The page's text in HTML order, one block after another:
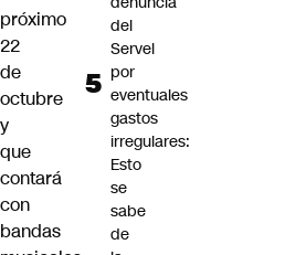
próximo
22
de
octubre
y
que
contará
con
bandas
del
Servel
por
eventuales
gastos
irregulares:
Esto
se
sabe
de